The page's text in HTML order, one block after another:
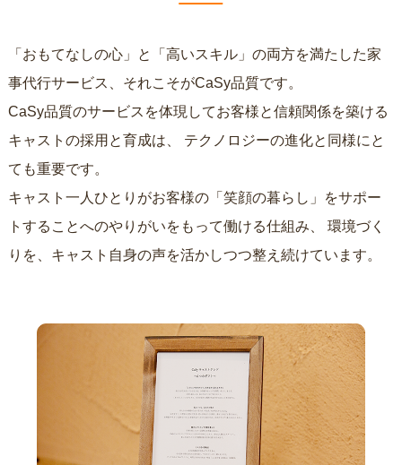
「おもてなしの心」と「高いスキル」の両方を満たした家
事代行サービス、それこそがCaSy品質です。
CaSy品質のサービスを体現してお客様と信頼関係を築ける
キャストの採用と育成は、
ても重要です。
キャスト一人ひとりがお客様の「笑顔の暮らし」をサポー
トすることへのやりがいをもって働ける仕組み、
りを、キャスト自身の声を活かしつつ整え続けています。